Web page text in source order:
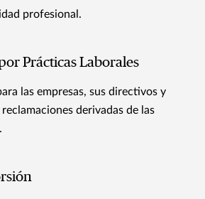
profesional.
Prácticas Laborales
las empresas, sus directivos y
derivadas de las